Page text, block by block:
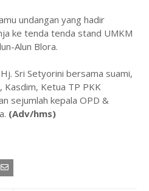
undangan yang hadir
ke tenda tenda stand UMKM
Alun Blora.
Sri Setyorini bersama suami,
Kasdim, Ketua TP PKK
sejumlah kepala OPD &
(Adv/hms)